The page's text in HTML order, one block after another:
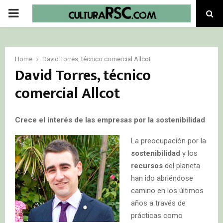
PRIMARY
Home David Torres, técnico comercial Allcot
David Torres, técnico
comercial Allcot
Crece el interés de las empresas por la sostenibilidad
La preocupación por la
sostenibilidad y los
recursosdel planeta
han ido abriéndose
camino en los últimos
años a través de
prácticas como